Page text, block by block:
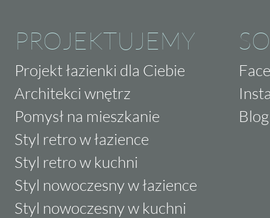
PROJEKTUJEMY
Projekt łazienki dla Ciebie
Architekci wnętrz
Pomysł na mieszkanie
Styl retro w łazience
Styl retro w kuchni
Styl nowoczesny w łazience
Styl nowoczesny w kuchni
Blog